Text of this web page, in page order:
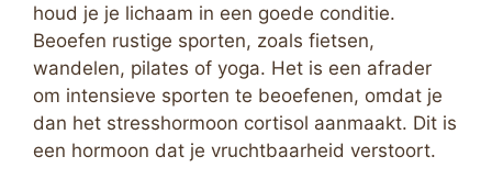
houd je je lichaam in een goede conditie.
Beoefen rustige sporten, zoals fietsen,
wandelen, pilates of yoga. Het is een afrader
om intensieve sporten te beoefenen, omdat je
dan het stresshormoon cortisol aanmaakt. Dit is
een hormoon dat je vruchtbaarheid verstoort.